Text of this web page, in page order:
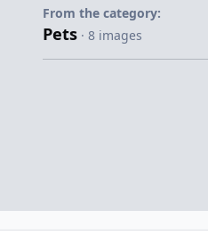
From the category:
Pets · 8 images